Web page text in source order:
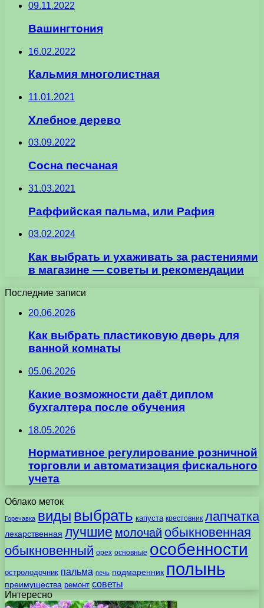
09.11.2022
Вашингтония
16.02.2022
Кальмия многолистная
11.01.2021
Хлебное дерево
03.09.2022
Сосна песчаная
31.03.2021
Раффийская пальма, или Рафия
03.02.2024
Как выбрать и ухаживать за растениями
в магазине — советы и рекомендации
Последние записи
20.06.2026
Как выбрать пластиковую дверь для
ванной комнаты
05.06.2026
Какие возможности даёт диплом
бухгалтера после обучения
18.05.2026
Нормативное регулирование розничной
торговли и автоматизация фискального
учета
Облако меток
Горечавка виды выбрать капуста крестовник лапчатка
лекарственная лучшие молочай обыкновенная
обыкновенный орех основные особенности
остролодочник пальма печь подмаренник полынь
преимущества ремонт советы
Интересно